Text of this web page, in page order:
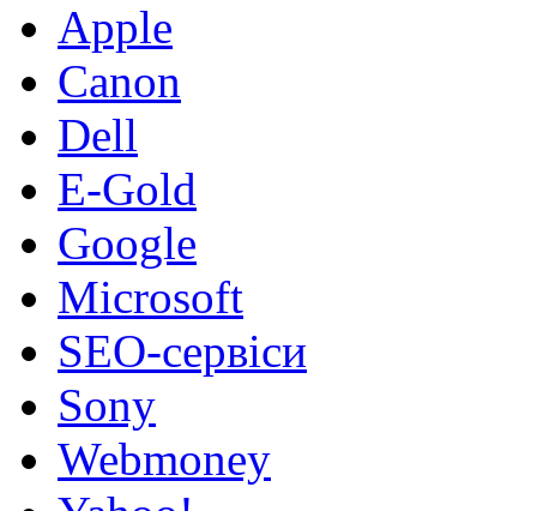
Apple
Canon
Dell
E-Gold
Google
Microsoft
SEO-сервіси
Sony
Webmoney